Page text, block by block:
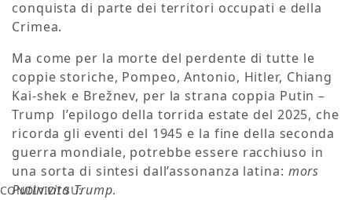
conquista di parte dei territori occupati e della
Crimea.
Ma come per la morte del perdente di tutte le
coppie storiche, Pompeo, Antonio, Hitler, Chiang
Kai-shek e Brežnev, per la strana coppia Putin –
Trump l’epilogo della torrida estate del 2025, che
ricorda gli eventi del 1945 e la fine della seconda
guerra mondiale, potrebbe essere racchiuso in
una sorta di sintesi dall’assonanza latina: mors
Putin vita Trump.
CONDIVIDI SU: